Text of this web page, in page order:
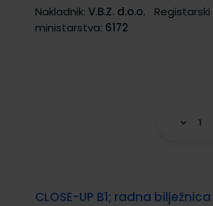
Nakladnik: V.B.Z. d.o.o.
Registarski
ministarstva: 6172
CLOSE-UP B1; radna bilježnica